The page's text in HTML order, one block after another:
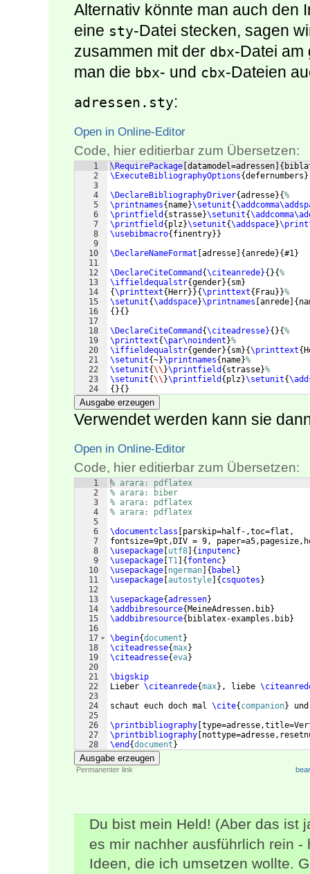
Alternativ könnte man auch den
eine sty-Datei stecken, sagen
zusammen mit der dbx-Datei am
man die bbx- und cbx-Dateien
adressen.sty:
Open in Online-Editor
Code, hier editierbar zum Übersetzen:
1
2
3
4
5
6
7
8
9
10
11
12
13
14
15
16
17
18
19
20
21
22
23
24
\RequirePackage datamodel=adressen {
\ExecuteBibliographyOptions{defernumbers }
\DeclareBibliographyDriver{adresse}{%
\printnames{ name}\setunit{
\printfield { strasse}\setunit{
\printfield { plz}\setunit{\addspace}
\usebibmacro{ finentry}}
\DeclareNameFormat adresse {anrede}{#1}
\DeclareCiteCommand {\citeanrede}{ }{%
\iffieldequalstr{gender}{ sm}
{\printtext{ Herr}}{\printtext{ Frau}}%
\setunit{\addspace}\printnames anrede {
{ }{ }
\DeclareCiteCommand {\citeadresse}{ }{%
\printtext{\par\noindent }%
\iffieldequalstr{gender}{ sm}{\printtext{
\setunit{~}\printnames{ name}%
\setunit{\\ }\printfield { strasse}%
\setunit{\\ }\printfield { plz}\setunit{
{ }{ }
Ausgabe erzeugen
Verwendet werden kann sie
Open in Online-Editor
Code, hier editierbar zum Übersetzen:
1
2
3
4
5
6
7
8
9
10
11
12
13
14
15
16
17
18
19
20
21
22
23
24
25
26
27
28
% arara: pdflatex
% arara: biber
% arara: pdflatex
% arara: pdflatex
\documentclass
parskip=half-,toc=flat,
fontsize=9pt,DIV = 9,
\usepackage utf8 { inputenc}
\usepackage T1 { fontenc}
\usepackage ngerman { babel }
\usepackage autostyle { csquotes }
\usepackage{adressen}
\addbibresource{ MeineAdressen.bib}
\addbibresource{ biblatex-examples.bib}
\begin{document }
\citeadresse{max}
\citeadresse{eva}
\bigskip
Lieber \citeanrede{max} , liebe
schaut euch doch mal \cite{ companion}
\printbibliography
\printbibliography
\end {document }
Ausgabe erzeugen
Permanenter link
Du bist mein Held! (Aber das ist
es mir nachher ausführlich rein
Ideen, die ich umsetzen wollte.